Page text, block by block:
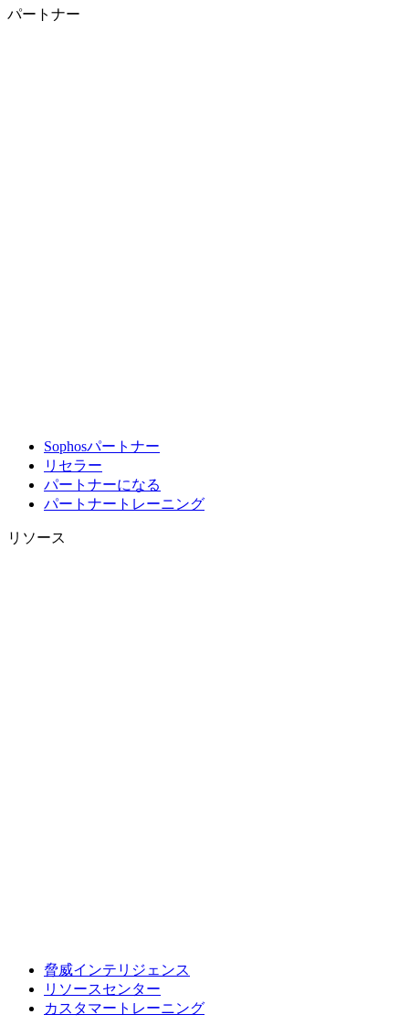
パートナー
Sophosパートナー
リセラー
パートナーになる
パートナートレーニング
リソース
脅威インテリジェンス
リソースセンター
カスタマートレーニング